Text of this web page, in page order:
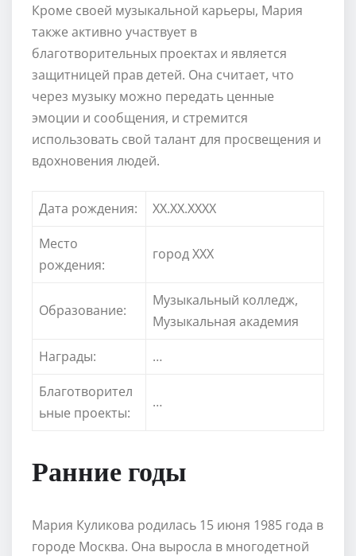
Кроме своей музыкальной карьеры, Мария
также активно участвует в
благотворительных проектах и является
защитницей прав детей. Она считает, что
через музыку можно передать ценные
эмоции и сообщения, и стремится
использовать свой талант для просвещения и
вдохновения людей.
Дата рождения:
XX.XX.XXXX
Место
рождения:
город ХХХ
Образование:
Музыкальный колледж,
Музыкальная академия
Награды:
…
Благотворител
ьные проекты:
…
Ранние годы
Мария Куликова родилась 15 июня 1985 года в
городе Москва. Она выросла в многодетной